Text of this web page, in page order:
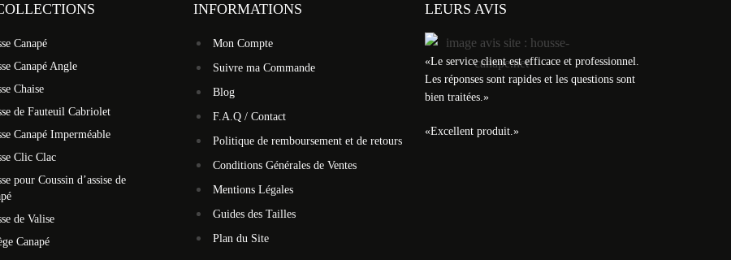
Canapé
Canapé Angle
Chaise
de Fauteuil Cabriolet
Canapé Imperméable
Clic Clac
pour Coussin d’assise de
de Valise
Canapé
INFORMATIONS
Mon Compte
Suivre ma Commande
Blog
F.A.Q / Contact
Politique de remboursement et de retours
Conditions Générales de Ventes
Mentions Légales
Guides des Tailles
Plan du Site
LEURS AVIS
«Le service client est efficace et professionnel.
Les réponses sont rapides et les questions sont
bien traitées.»
«Excellent produit.»